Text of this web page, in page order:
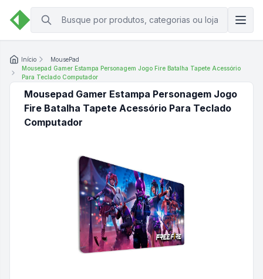
Início
MousePad
Mousepad Gamer Estampa Personagem Jogo Fire Batalha Tapete Acessório
Para Teclado Computador
Mousepad Gamer Estampa Personagem Jogo
Fire Batalha Tapete Acessório Para Teclado
Computador